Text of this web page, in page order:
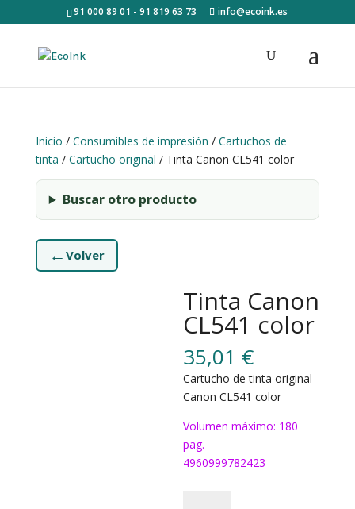
91 000 89 01 - 91 819 63 73 info@ecoink.es
Inicio / Consumibles de impresión / Cartuchos de
tinta / Cartucho original / Tinta Canon CL541 color
Buscar otro producto
← Volver
Tinta Canon
CL541 color
35,01 €
Cartucho de tinta original
Canon CL541 color
Volumen máximo: 180
pag.
4960999782423